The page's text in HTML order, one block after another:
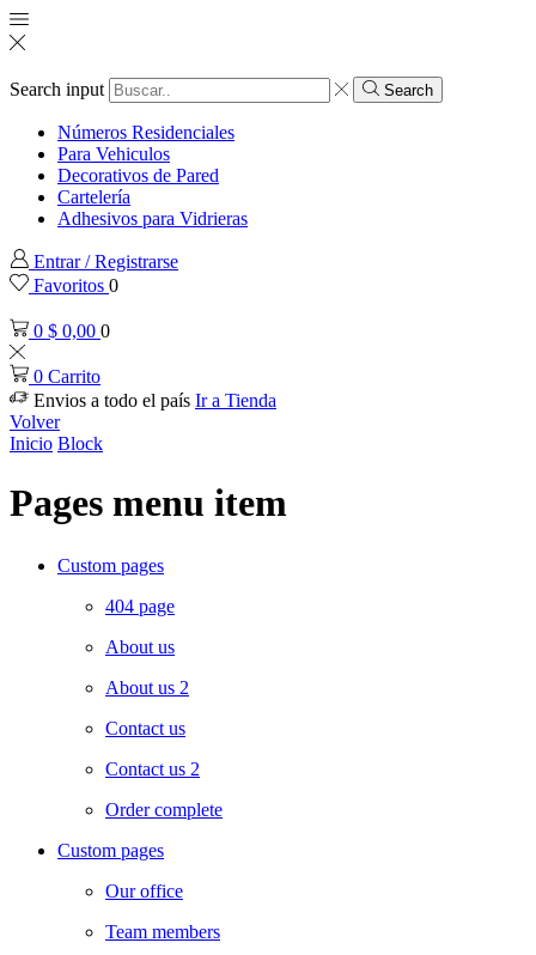
Search input Search
Números Residenciales
Para Vehiculos
Decorativos de Pared
Cartelería
Adhesivos para Vidrieras
Entrar / Registrarse
Favoritos 0
0 $ 0,00 0
0 Carrito
Envios a todo el país Ir a Tienda
Volver
Inicio Block
Pages menu item
Custom pages
404 page
About us
About us 2
Contact us
Contact us 2
Order complete
Custom pages
Our office
Team members